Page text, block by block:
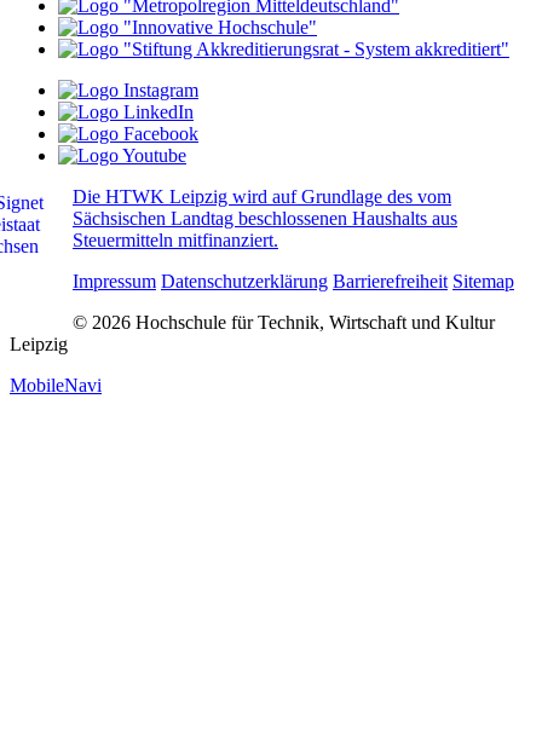
Die HTWK Leipzig wird auf Grundlage des vom
Sächsischen Landtag beschlossenen Haushalts aus
Steuermitteln mitfinanziert.
Impressum Datenschutzerklärung Barrierefreiheit Sitemap
© 2026 Hochschule für Technik, Wirtschaft und Kultur
Leipzig
MobileNavi